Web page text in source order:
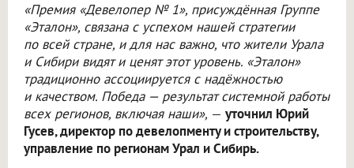
«Премия «Девелопер № 1», присуждённая Группе
«Эталон», связана с успехом нашей стратегии
по всей стране, и для нас важно, что жители Урала
и Сибири видят и ценят этот уровень. «Эталон»
традиционно ассоциируется с надёжностью
и качеством. Победа — результат системной работы
всех регионов, включая наши», — уточнил Юрий
Гусев, директор по девелопменту и строительству,
управление по регионам Урал и Сибирь.